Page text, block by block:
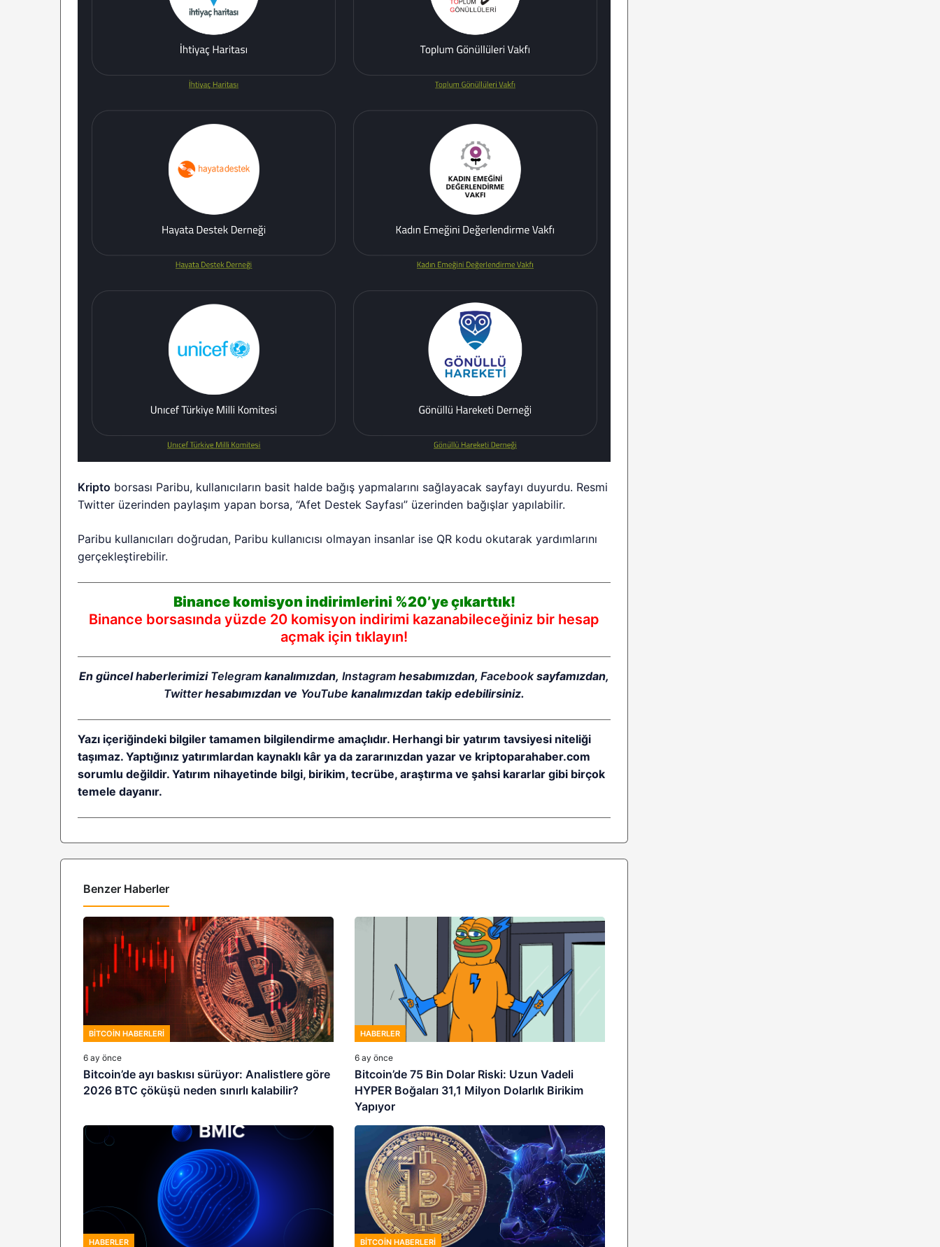
Kripto borsası Paribu, kullanıcıların basit halde bağış yapmalarını sağlayacak sayfayı duyurdu. Resmi
Twitter üzerinden paylaşım yapan borsa, “Afet Destek Sayfası” üzerinden bağışlar yapılabilir.
Paribu kullanıcıları doğrudan, Paribu kullanıcısı olmayan insanlar ise QR kodu okutarak yardımlarını
gerçekleştirebilir.
Binance komisyon indirimlerini %20’ye çıkarttık!
Binance borsasında yüzde 20 komisyon indirimi kazanabileceğiniz bir hesap
açmak için tıklayın!
En güncel haberlerimizi Telegram kanalımızdan, Instagramhesabımızdan, Facebooksayfamızdan,
Twitterhesabımızdan ve YouTube kanalımızdan takip edebilirsiniz.
Yazı içeriğindeki bilgiler tamamen bilgilendirme amaçlıdır. Herhangi bir yatırım tavsiyesi niteliği
taşımaz. Yaptığınız yatırımlardan kaynaklı kâr ya da zararınızdan yazar ve kriptoparahaber.com
sorumlu değildir. Yatırım nihayetinde bilgi, birikim, tecrübe, araştırma ve şahsi kararlar gibi birçok
temele dayanır.
Benzer Haberler
BITCOIN HABERLERI
6 ay önce
Bitcoin’de ayı baskısı sürüyor: Analistlere göre
2026 BTC çöküşü neden sınırlı kalabilir?
HABERLER
6 ay önce
Bitcoin’de 75 Bin Dolar Riski: Uzun Vadeli
HYPER Boğaları 31,1 Milyon Dolarlık Birikim
Yapıyor
HABERLER BITCOIN HABERLERI